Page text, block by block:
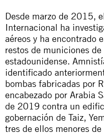
Desde marzo de 2015,
Internacional ha
aéreos y ha encontrado e
restos de municiones
estadounidense.
identificado
bombas fabricadas por
encabezado por Arabia
de 2019 contra un
gobernación de Taiz,
tres de ellos menores de